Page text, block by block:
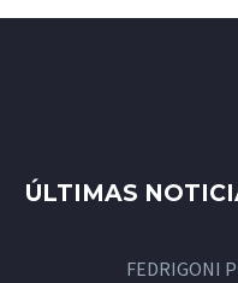
ÚLTIMAS
FEDRIGONI